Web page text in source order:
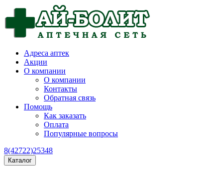
Адреса аптек
Акции
О компании
О компании
Контакты
Обратная связь
Помощь
Как заказать
Оплата
Популярные вопросы
8(42722)25348
Каталог